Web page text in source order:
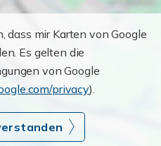
dass mir Karten von Google
Es gelten die
von Google
privacy).